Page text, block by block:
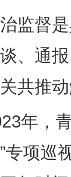
督是
、通
共推
，青
专项巡